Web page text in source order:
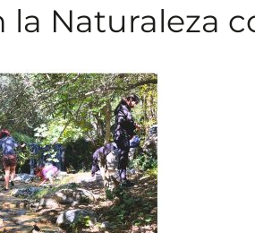
la Naturaleza